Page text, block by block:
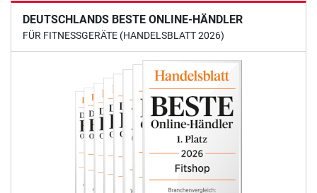
DEUTSCHLANDS BESTE ONLINE-HÄNDLER
FÜR FITNESSGERÄTE (HANDELSBLATT 2026)